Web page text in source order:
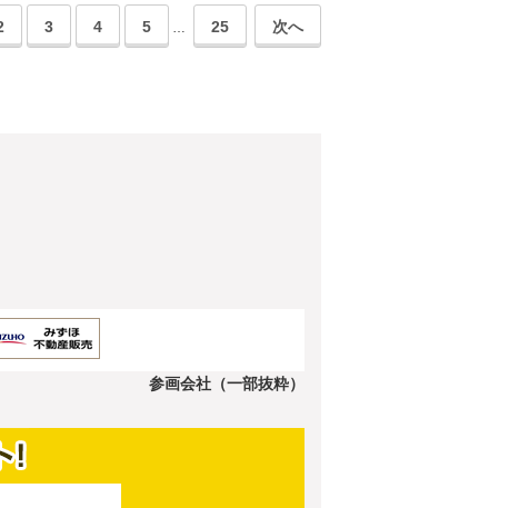
3 4 5 … 25 次へ
参画会社（一部抜粋）